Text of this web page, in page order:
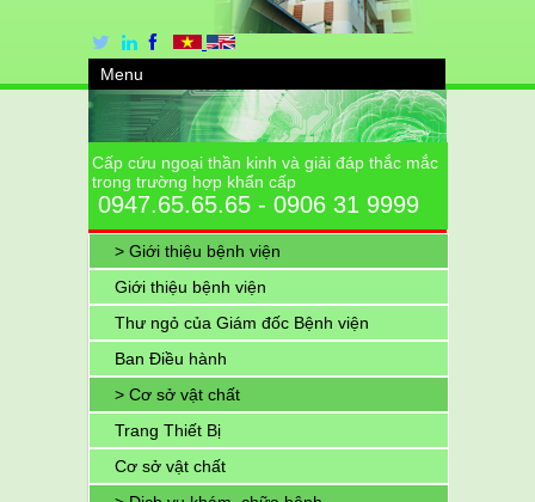
Menu
Cấp cứu ngoại thần kinh và giải đáp thắc mắc
trong trường hợp khẩn cấp
0947.65.65.65 - 0906 31 9999
> Giới thiệu bệnh viện
Giới thiệu bệnh viện
Thư ngỏ của Giám đốc Bệnh viện
Ban Điều hành
> Cơ sở vật chất
Trang Thiết Bị
Cơ sở vật chất